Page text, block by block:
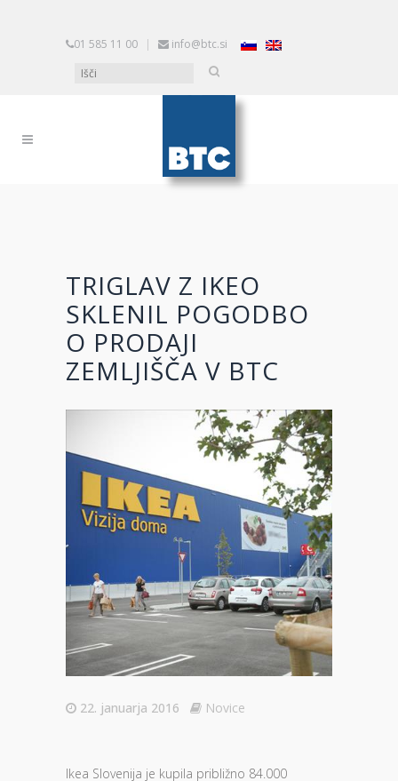
01 585 11 00 | info@btc.si
TRIGLAV Z IKEO
SKLENIL POGODBO
O PRODAJI
ZEMLJIŠČA V BTC
22. januarja 2016 Novice
Ikea Slovenija je kupila približno 84.000